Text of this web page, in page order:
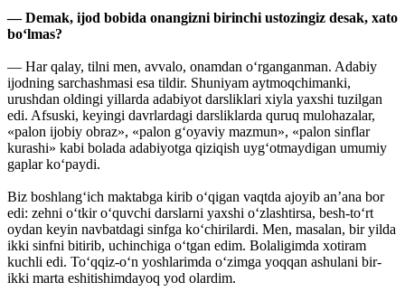
— Demak, ijod bobida onangizni birinchi ustozingiz desak, xato
bo‘lmas?
— Har qalay, tilni men, avvalo, onamdan o‘rganganman. Adabiy
ijodning sarchashmasi esa tildir. Shuniyam aytmoqchimanki,
urushdan oldingi yillarda adabiyot darsliklari xiyla yaxshi tuzilgan
edi. Afsuski, keyingi davrlardagi darsliklarda quruq mulohazalar,
«palon ijobiy obraz», «palon g‘oyaviy mazmun», «palon sinflar
kurashi» kabi bolada adabiyotga qiziqish uyg‘otmaydigan umumiy
gaplar ko‘paydi.
Biz boshlang‘ich maktabga kirib o‘qigan vaqtda ajoyib an’ana bor
edi: zehni o‘tkir o‘quvchi darslarni yaxshi o‘zlashtirsa, besh-to‘rt
oydan keyin navbatdagi sinfga ko‘chirilardi. Men, masalan, bir yilda
ikki sinfni bitirib, uchinchiga o‘tgan edim. Bolaligimda xotiram
kuchli edi. To‘qqiz-o‘n yoshlarimda o‘zimga yoqqan ashulani bir-
ikki marta eshitishimdayoq yod olardim.